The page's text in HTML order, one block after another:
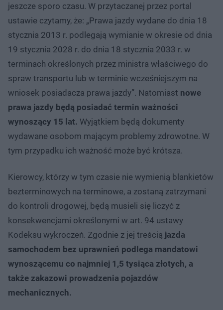
jeszcze sporo czasu. W przytaczanej przez portal
ustawie czytamy, że: „Prawa jazdy wydane do dnia 18
stycznia 2013 r. podlegają wymianie w okresie od dnia
19 stycznia 2028 r. do dnia 18 stycznia 2033 r. w
terminach określonych przez ministra właściwego do
spraw transportu lub w terminie wcześniejszym na
wniosek posiadacza prawa jazdy”. Natomiast nowe
prawa jazdy będą posiadać termin ważności
wynoszący 15 lat. Wyjątkiem będą dokumenty
wydawane osobom mającym problemy zdrowotne. W
tym przypadku ich ważność może być krótsza.
Kierowcy, którzy w tym czasie nie wymienią blankietów
bezterminowych na terminowe, a zostaną zatrzymani
do kontroli drogowej, będą musieli się liczyć z
konsekwencjami określonymi w art. 94 ustawy
Kodeksu wykroczeń. Zgodnie z jej treścią jazda
samochodem bez uprawnień podlega mandatowi
wynoszącemu co najmniej 1,5 tysiąca złotych, a
także zakazowi prowadzenia pojazdów
mechanicznych.